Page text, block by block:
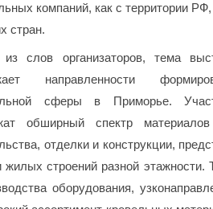
компаний, как с территории РФ,
стран.
слов организаторов, тема
направленности
сферы в Приморье.
обширный спектр
отделки и конструкции,
строений разной этажности.
оборудования,